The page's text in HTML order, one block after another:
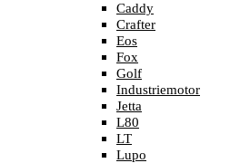
Caddy
Crafter
Eos
Fox
Golf
Industriemotor
Jetta
L80
LT
Lupo